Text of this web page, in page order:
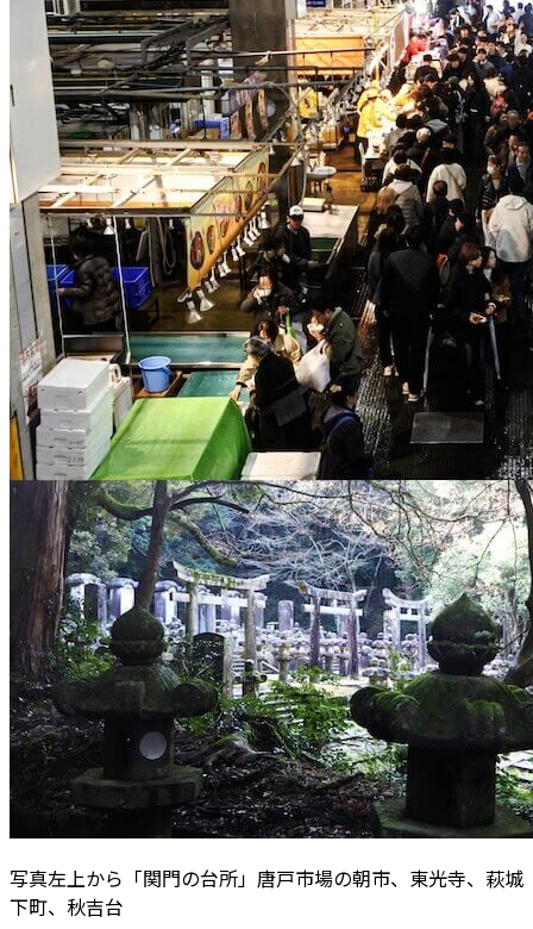
写真左上から「関門の台所」唐戸市場の朝市、東光寺、萩城
下町、秋吉台